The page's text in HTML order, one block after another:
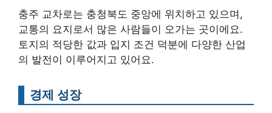
충주 교차로는 충청북도 중앙에 위치하고 있으며,
교통의 요지로서 많은 사람들이 오가는 곳이에요.
토지의 적당한 값과 입지 조건 덕분에 다양한 산업
의 발전이 이루어지고 있어요.
경제 성장